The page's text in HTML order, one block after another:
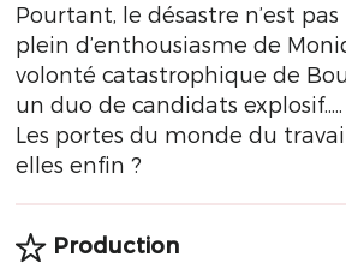
Pourtant, le désastre n’est
plein d’enthousiasme de
volonté catastrophique de
un duo de candidats explosif.....
Les portes du monde du
elles enfin ?
Production